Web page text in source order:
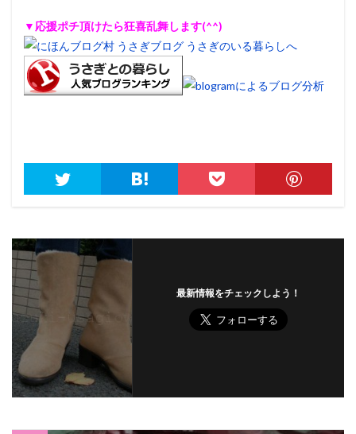
▼応援ポチ頂けたら狂喜乱舞します(^^)
最新情報をチェックしよう！